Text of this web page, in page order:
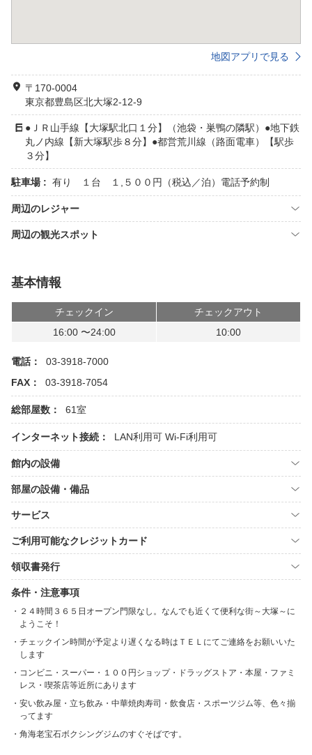
地図アプリで見る
〒170-0004
東京都豊島区北大塚2-12-9
●ＪＲ山手線【大塚駅北口１分】（池袋・巣鴨の隣駅）●地下鉄
丸ノ内線【新大塚駅歩８分】●都営荒川線（路面電車）【駅歩
３分】
駐車場 : 有り １台 １,５００円（税込／泊）電話予約制
周辺のレジャー
周辺の観光スポット
基本情報
チェックイン
チェックアウト
16:00 〜24:00
10:00
電話：
03-3918-7000
FAX：
03-3918-7054
総部屋数： 61室
インターネット接続： LAN利用可 Wi-Fi利用可
館内の設備
部屋の設備・備品
サービス
ご利用可能なクレジットカード
領収書発行
条件・注意事項
２４時間３６５日オープン門限なし。なんでも近くて便利な街～大塚～に
ようこそ！
チェックイン時間が予定より遅くなる時はＴＥＬにてご連絡をお願いいた
します
コンビニ・スーパー・１００円ショップ・ドラッグストア・本屋・ファミ
レス・喫茶店等近所にあります
安い飲み屋・立ち飲み・中華焼肉寿司・飲食店・スポーツジム等、色々揃
ってます
角海老宝石ボクシングジムのすぐそばです。